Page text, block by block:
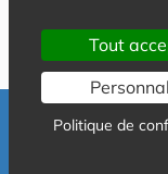
Besoin
Tout
Politique de